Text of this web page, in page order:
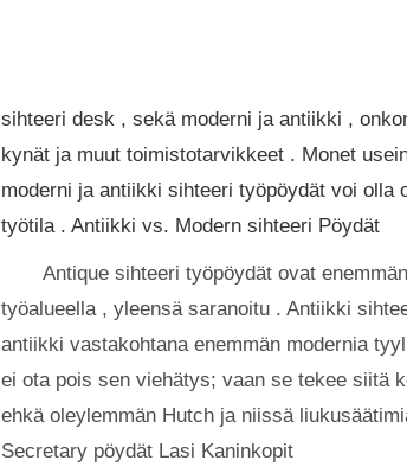
sihteeri desk , sekä moderni ja antiikki ,
kynät ja muut toimistotarvikkeet . Monet
moderni ja antiikki sihteeri työpöydät voi olla
työtila . Antiikki vs. Modern sihteeri Pöydät
Antique sihteeri työpöydät ovat
työalueella , yleensä saranoitu . Antiikki
antiikki vastakohtana enemmän modernia
ei ota pois sen viehätys; vaan se tekee siitä
ehkä oleylemmän Hutch ja niissä
Secretary pöydät Lasi Kaninkopit